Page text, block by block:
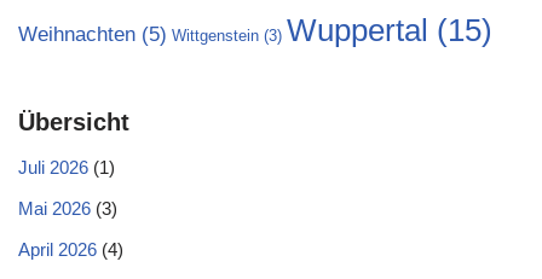
Weihnachten (5) Wittgenstein (3) Wuppertal (15)
Übersicht
Juli 2026 (1)
Mai 2026 (3)
April 2026 (4)